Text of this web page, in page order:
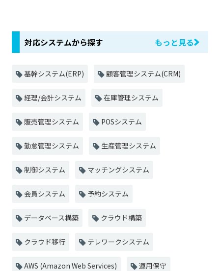
対応システムから探す もっと見る
基幹システム(ERP) 顧客管理システム(CRM)
経理/会計システム 在庫管理システム
販売管理システム POSシステム
勤怠管理システム 生産管理システム
制御システム マッチングシステム
会員システム 予約システム
データベース構築 クラウド構築
クラウド移行 テレワークシステム
AWS (Amazon Web Services) 運用保守